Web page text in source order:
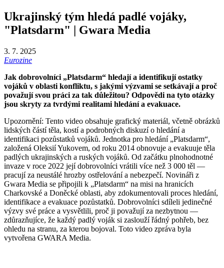
Ukrajinský tým hledá padlé vojáky,
"Platsdarm" | Gwara Media
3. 7. 2025
Eurozine
Jak dobrovolníci „Platsdarm“ hledají a identifikují ostatky
vojáků v oblasti konfliktu, s jakými výzvami se setkávají a proč
považují svou práci za tak důležitou? Odpovědi na tyto otázky
jsou skryty za tvrdými realitami hledání a evakuace.
Upozornění: Tento video obsahuje grafický materiál, včetně obrázků
lidských částí těla, kostí a podrobných diskuzí o hledání a
identifikaci pozůstatků vojáků. Jednotka pro hledání „Platsdarm“,
založená Oleksií Yukovem, od roku 2014 obnovuje a evakuuje těla
padlých ukrajinských a ruských vojáků. Od začátku plnohodnotné
invaze v roce 2022 její dobrovolníci vrátili více než 3 000 těl —
pracují za neustálé hrozby ostřelování a nebezpečí. Novináři z
Gwara Media se připojili k „Platsdarm“ na misi na hranicích
Charkovské a Doněcké oblasti, aby zdokumentovali proces hledání,
identifikace a evakuace pozůstatků. Dobrovolníci sdíleli jedinečné
výzvy své práce a vysvětlili, proč ji považují za nezbytnou —
zdůrazňujíce, že každý padlý voják si zaslouží řádný pohřeb, bez
ohledu na stranu, za kterou bojoval. Toto video zpráva byla
vytvořena GWARA Media.